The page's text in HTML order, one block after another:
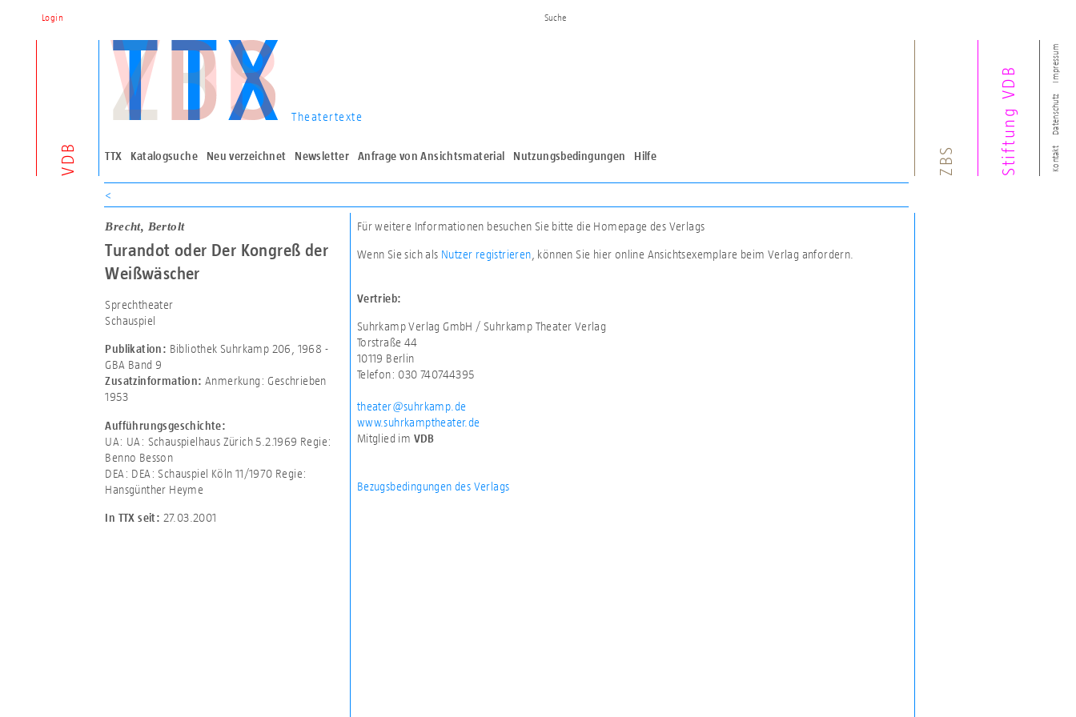
Kontakt
Datenschutz
Impressum
VDB
Theatertexte
TTX Katalogsuche Neu verzeichnet Newsletter Anfrage von Ansichtsmaterial Nutzungsbedingungen Hilfe ZBS Stiftung VDB
Login
<
Brecht, Bertolt
Turandot oder Der Kongreß der
Weißwäscher
Sprechtheater
Schauspiel
Publikation: Bibliothek Suhrkamp 206, 1968 -
GBA Band 9
Zusatzinformation: Anmerkung: Geschrieben
1953
Aufführungsgeschichte:
UA: UA: Schauspielhaus Zürich 5.2.1969 Regie:
Benno Besson
DEA: DEA: Schauspiel Köln 11/1970 Regie:
Hansgünther Heyme
In TTX seit: 27.03.2001
Für weitere Informationen besuchen Sie bitte die Homepage des Verlags
Wenn Sie sich als Nutzer registrieren , können Sie hier online Ansichtsexemplare beim Verlag anfordern.
Vertrieb:
Suhrkamp Verlag GmbH / Suhrkamp Theater Verlag
Torstraße 44
10119 Berlin
Telefon: 030 740744395
theater@suhrkamp.de
www.suhrkamptheater.de
Mitglied im VDB
Bezugsbedingungen des Verlags